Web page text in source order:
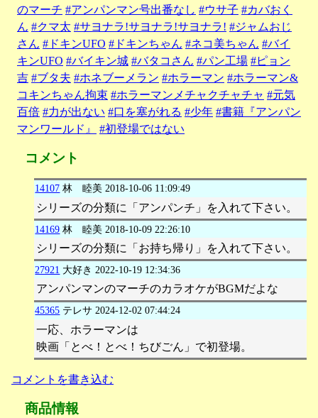
のマーチ #アンパンマン号出番なし #ウサ子 #カバおく
ん #クマ太 #サヨナラ!サヨナラ!サヨナラ! #ジャムおじ
さん #ドキンUFO #ドキンちゃん #ネコ美ちゃん #バイ
キンUFO #バイキン城 #バタコさん #パン工場 #ピョン
吉 #ブタ夫 #ホネブーメラン #ホラーマン #ホラーマン&
コキンちゃん拘束 #ホラーマンメチャクチャチャ #元気
百倍 #力が出ない #口を塞がれる #少年 #書籍『アンパン
マンワールド』
#初登場ではない
コメント
14107 林 睦美 2018-10-06 11:09:49
シリーズの分類に「アンパンチ」を入れて下さい。
14169 林 睦美 2018-10-09 22:26:10
シリーズの分類に「お持ち帰り」を入れて下さい。
27921 大好き 2022-10-19 12:34:36
アンパンマンのマーチのカラオケがBGMだよな
45365 テレサ 2024-12-02 07:44:24
一応、ホラーマンは
映画「とべ！とべ！ちびごん」で初登場。
コメントを書き込む
商品情報